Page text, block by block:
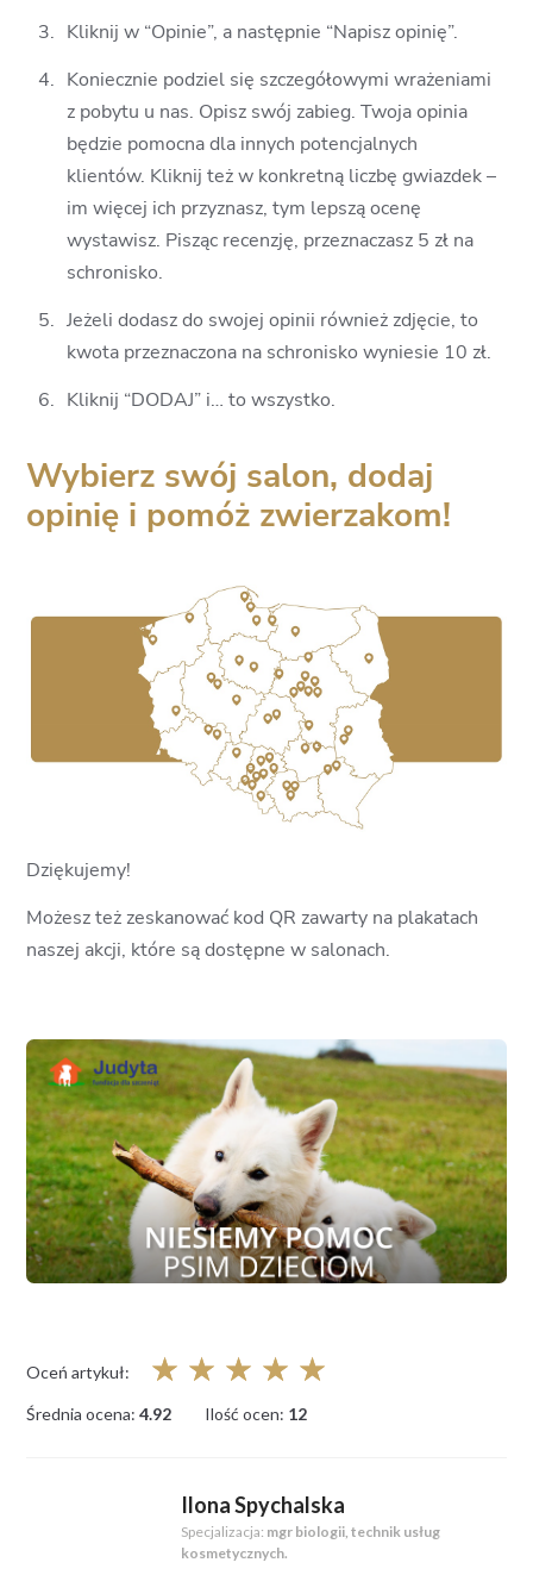
Kliknij w “Opinie”, a następnie “Napisz opinię”.
Koniecznie podziel się szczegółowymi wrażeniami
z pobytu u nas. Opisz swój zabieg. Twoja opinia
będzie pomocna dla innych potencjalnych
klientów. Kliknij też w konkretną liczbę gwiazdek –
im więcej ich przyznasz, tym lepszą ocenę
wystawisz. Pisząc recenzję, przeznaczasz 5 zł na
schronisko.
Jeżeli dodasz do swojej opinii również zdjęcie, to
kwota przeznaczona na schronisko wyniesie 10 zł.
Kliknij “DODAJ” i… to wszystko.
Wybierz swój salon, dodaj
opinię i pomóż zwierzakom!
Dziękujemy!
Możesz też zeskanować kod QR zawarty na plakatach
naszej akcji, które są dostępne w salonach.
Oceń artykuł: ☆ ☆ ☆ ☆ ☆
Średnia ocena: 4.92 Ilość ocen: 12
Ilona Spychalska
Specjalizacja: mgr biologii, technik usług
kosmetycznych.